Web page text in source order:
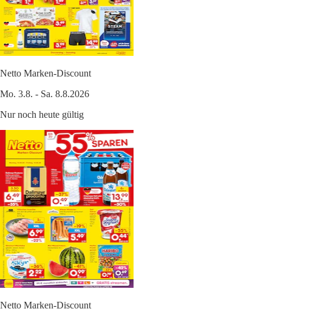
Netto Marken-Discount
Mo. 3.8. - Sa. 8.8.2026
Nur noch heute gültig
Netto Marken-Discount